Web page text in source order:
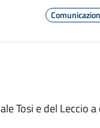
Tosi e del Leccio a